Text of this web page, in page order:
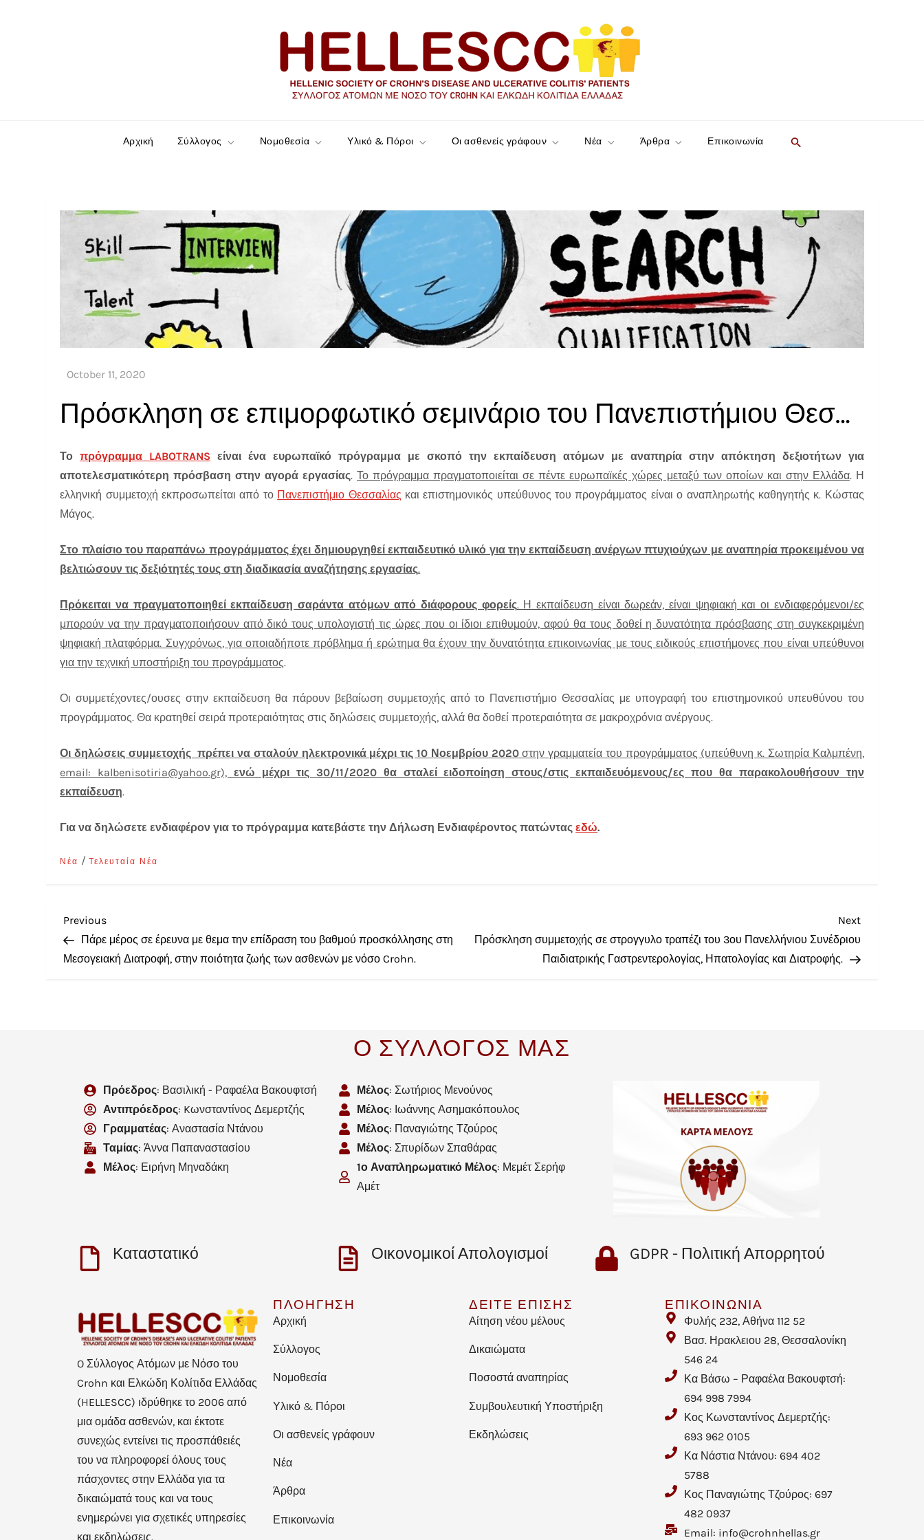
Αρχική Σύλλογος Νομοθεσία Υλικό & Πόροι Οι ασθενείς γράφουν Νέα Άρθρα Επικοινωνία
Πρόσκληση σε επιμορφωτικό σεμινάριο του Πανεπιστήμιου Θεσσαλίας.
Τοπρόγραμμα LABOTRANS είναι ένα ευρωπαϊκό πρόγραμμα με σκοπό την εκπαίδευση ατόμων με αναπηρία στην απόκτηση δεξιοτήτων για
αποτελεσματικότερη πρόσβαση στην αγορά εργασίας.Το πρόγραμμα πραγματοποιείται σε πέντε ευρωπαϊκές χώρες μεταξύ των οποίων και στην Ελλάδα. Η
ελληνική συμμετοχή εκπροσωπείται από το Πανεπιστήμιο Θεσσαλίας και επιστημονικός υπεύθυνος του προγράμματος είναι ο αναπληρωτής καθηγητής κ. Κώστας
Μάγος.
Στο πλαίσιο του παραπάνω προγράμματος έχει δημιουργηθεί εκπαιδευτικό υλικό για την εκπαίδευση ανέργων πτυχιούχων με αναπηρία προκειμένου να
βελτιώσουν τις δεξιότητές τους στη διαδικασία αναζήτησης εργασίας.
Πρόκειται να πραγματοποιηθεί εκπαίδευση σαράντα ατόμων από διάφορους φορείς. Η εκπαίδευση είναι δωρεάν, είναι ψηφιακή και οι ενδιαφερόμενοι/ες
μπορούν να την πραγματοποιήσουν από δικό τους υπολογιστή τις ώρες που οι ίδιοι επιθυμούν, αφού θα τους δοθεί η δυνατότητα πρόσβασης στη συγκεκριμένη
ψηφιακή πλατφόρμα. Συγχρόνως, για οποιαδήποτε πρόβλημα ή ερώτημα θα έχουν την δυνατότητα επικοινωνίας με τους ειδικούς επιστήμονες που είναι υπεύθυνοι
για την τεχνική υποστήριξη του προγράμματος.
Οι συμμετέχοντες/ουσες στην εκπαίδευση θα πάρουν βεβαίωση συμμετοχής από το Πανεπιστήμιο Θεσσαλίας με υπογραφή του επιστημονικού υπευθύνου του
προγράμματος. Θα κρατηθεί σειρά προτεραιότητας στις δηλώσεις συμμετοχής, αλλά θα δοθεί προτεραιότητα σε μακροχρόνια ανέργους.
Οι δηλώσεις συμμετοχής πρέπει να σταλούν ηλεκτρονικά μέχρι τις 10 Νοεμβρίου 2020στην γραμματεία του προγράμματος (υπεύθυνη κ. Σωτηρία Καλμπένη,
email: kalbenisotiria@yahoo.gr),ενώ μέχρι τις 30/11/2020 θα σταλεί ειδοποίηση στους/στις εκπαιδευόμενους/ες που θα παρακολουθήσουν την
εκπαίδευση.
Για να δηλώσετε ενδιαφέρον για το πρόγραμμα κατεβάστε την Δήλωση Ενδιαφέροντος πατώνταςεδώ.
Νέα /Τελευταία Νέα
Previous
Πάρε μέρος σε έρευνα με θεμα την επίδραση του βαθμού προσκόλλησης στη
Μεσογειακή Διατροφή, στην ποιότητα ζωής των ασθενών με νόσο Crohn.
Next
Πρόσκληση συμμετοχής σε στρογγυλο τραπέζι του 3ου Πανελλήνιου Συνέδριου
Παιδιατρικής Γαστρεντερολογίας, Ηπατολογίας και Διατροφής.
Ο ΣΥΛΛΟΓΟΣ ΜΑΣ
Πρόεδρος: Βασιλική - Ραφαέλα Βακουφτσή
Αντιπρόεδρος: Kωνσταντίνος Δεμερτζής
Γραμματέας: Αναστασία Ντάνου
Ταμίας: Άννα Παπαναστασίου
Μέλος: Ειρήνη Μηναδάκη
Μέλος: Σωτήριος Μενούνος
Μέλος: Ιωάννης Ασημακόπουλος
Μέλος: Παναγιώτης Τζούρος
Μέλος: Σπυρίδων Σπαθάρας
1ο Αναπληρωματικό Μέλος: Μεμέτ Σερήφ
Αμέτ
Καταστατικό Οικονομικοί Απολογισμοί GDPR - Πολιτική Απορρητού
O Σύλλογος Ατόμων με Νόσο του
Crohn και Ελκώδη Κολίτιδα Ελλάδας
(HELLESCC) ιδρύθηκε το 2006 από
μια ομάδα ασθενών, και έκτοτε
συνεχώς εντείνει τις προσπάθειές
του να πληροφορεί όλους τους
πάσχοντες στην Ελλάδα για τα
δικαιώματά τους και να τους
ενημερώνει για σχετικές υπηρεσίες
και εκδηλώσεις.
ΠΛΟΗΓΗΣΗ
Αρχική
Σύλλογος
Νομοθεσία
Υλικό & Πόροι
Οι ασθενείς γράφουν
Νέα
Άρθρα
Επικοινωνία
ΔΕΙΤΕ ΕΠΙΣΗΣ
Αίτηση νέου μέλους
Δικαιώματα
Ποσοστά αναπηρίας
Συμβουλευτική Υποστήριξη
Εκδηλώσεις
ΕΠΙΚΟΙΝΩΝΙΑ
Φυλής 232, Αθήνα 112 52
Βασ. Ηρακλειου 28, Θεσσαλονίκη
546 24
Κα Βάσω – Ραφαέλα Βακουφτσή:
694 998 7994
Κος Κωνσταντίνος Δεμερτζής:
693 962 0105
Κα Νάστια Ντάνου: 694 402
5788
Κος Παναγιώτης Τζούρος: 697
482 0937
Email: info@crohnhellas.gr